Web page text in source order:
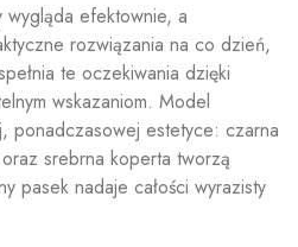
wygląda efektownie, a
rozwiązania na co dzień,
te oczekiwania dzięki
wskazaniom. Model
ponadczasowej estetyce: czarna
srebrna koperta tworzą
pasek nadaje całości wyrazisty